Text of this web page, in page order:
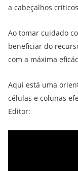
a cabeçalhos
Ao tomar cuidado
beneficiar do
com a máxima
Aqui está uma
células e colunas
Editor: